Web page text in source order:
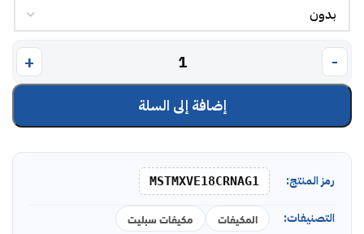
إضافة إلى السلة
رمز المنتج: MSTMXVE18CRNAG1
التصنيفات: المكيفات مكيفات سبليت